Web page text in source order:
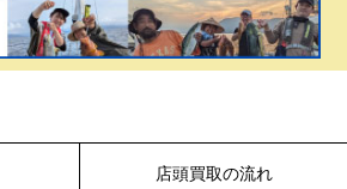
店頭買取の流れ